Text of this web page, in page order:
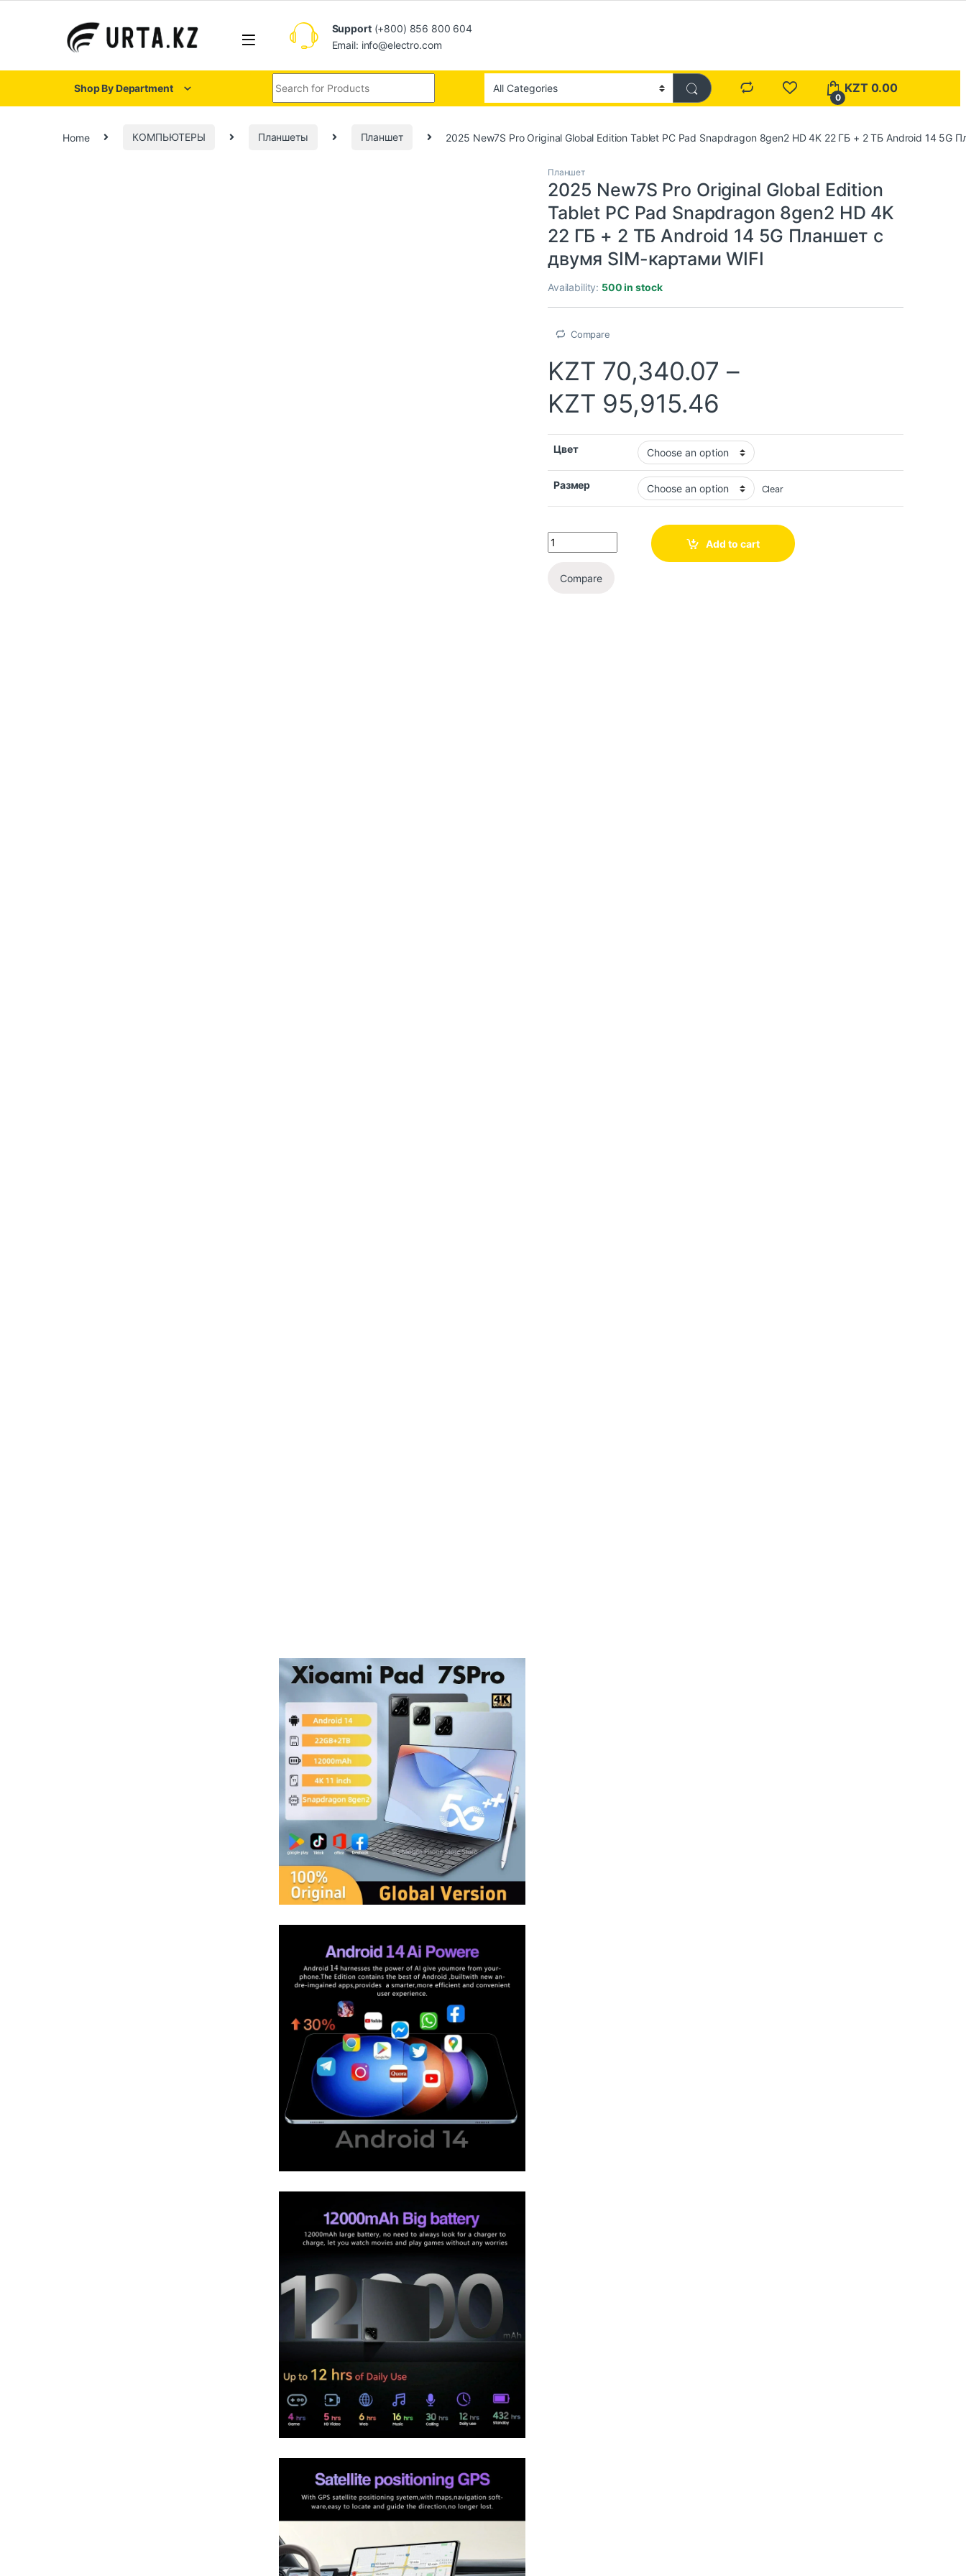
Support(+800) 856 800 604
Email: info@electro.com
Shop By Department
0
KZT 0.00
Home КОМПЬЮТЕРЫ Планшеты Планшет 2025 New7S Pro Original Global Edition Tablet PC Pad Snapdragon 8gen2 HD 4K 22 ГБ + 2 ТБ Android 14 5G
Планшет
2025 New7S Pro Original Global Edition
Tablet PC Pad Snapdragon 8gen2 HD 4K
22 ГБ + 2 ТБ Android 14 5G Планшет с
двумя SIM-картами WIFI
Availability: 500 in stock
Compare
KZT 70,340.07 –
KZT 95,915.46
Цвет
Размер Clear
Add to cart
Compare